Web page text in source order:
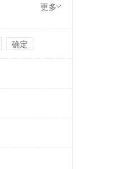
盟旅
更多
确定